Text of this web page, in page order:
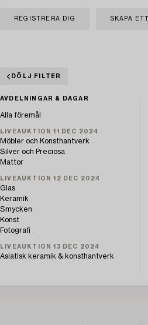
REGISTRERA DIG SKAPA
DÖLJ FILTER
AVDELNINGAR & DAGAR
Alla föremål
LIVEAUKTION 11 DEC 2024
Möbler och Konsthantverk
Silver och Preciosa
Mattor
LIVEAUKTION 12 DEC 2024
Glas
Keramik
Smycken
Konst
Fotografi
LIVEAUKTION 13 DEC 2024
Asiatisk keramik & konsthantverk